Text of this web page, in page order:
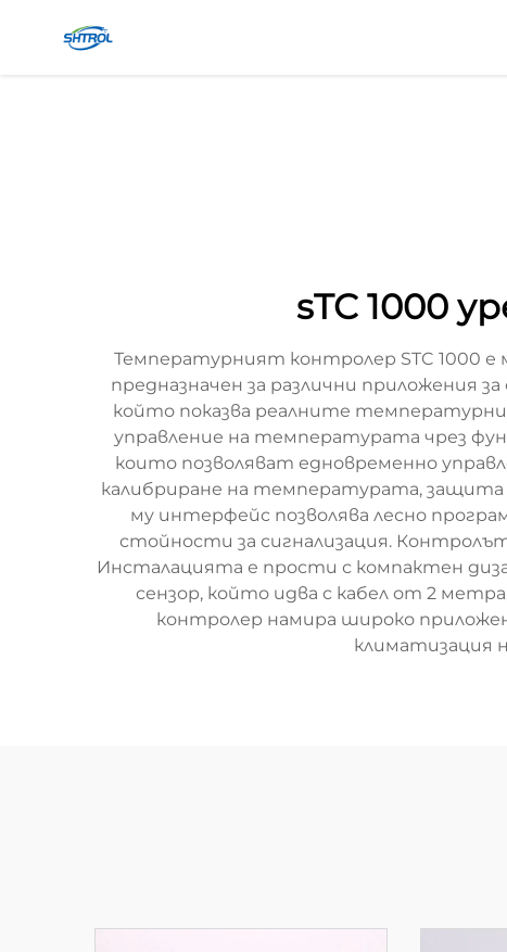
sTC 1000
Температурният контролер STC 1000
предназначен за различни приложения
който показва реалните температурни
управление на температурата чрез
които позволяват едновременно
калибриране на температурата, защита
му интерфейс позволява лесно
стойности за сигнализация.
Инсталацията е прости с компактен
сензор, който идва с кабел от 2
контролер намира широко
климатизация